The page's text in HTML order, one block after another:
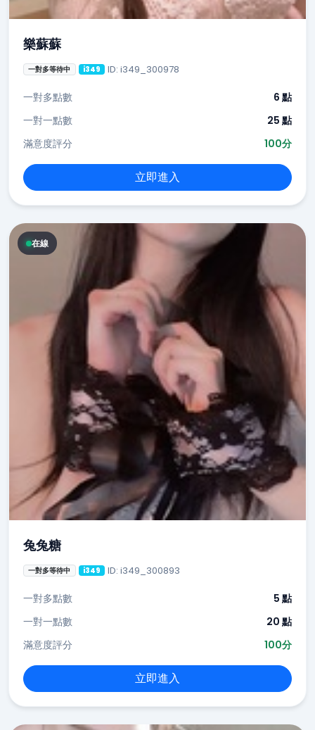
樂蘇蘇
一對多等待中 i349 ID: i349_300978
一對多點數
6 點
一對一點數
25 點
滿意度評分
100分
立即進入
在線
兔兔糖
一對多等待中 i349 ID: i349_300893
一對多點數
5 點
一對一點數
20 點
滿意度評分
100分
立即進入